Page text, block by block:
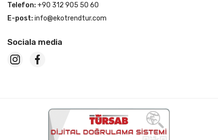
Telefon: +90 312 905 50 60
E-post: info@ekotrendtur.com
Sociala media